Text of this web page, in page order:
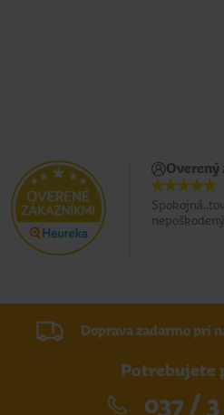
Overený
Doprava zadarmo pri
Potrebujete
037 / 3